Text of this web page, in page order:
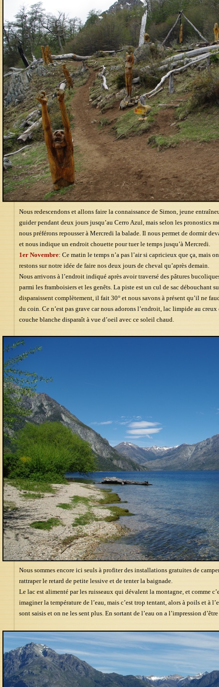
Nous redescendons et allons faire la connaissance de Simon, jeune
guider pendant deux jours jusqu’au Cerro Azul, mais selon les pronostics
nous préférons repousser à Mercredi la balade. Il nous permet de dormir
et nous indique un endroit chouette pour tuer le temps jusqu’à Mercredi.
1er Novembre: Ce matin le temps n’a pas l’air si capricieux que ça, mais
restons sur notre idée de faire nos deux jours de cheval qu’après demain.
Nous arrivons à l’endroit indiqué après avoir traversé des pâtures
parmi les framboisiers et les genêts. La piste est un cul de sac débouchant
disparaissent complètement, il fait 30° et nous savons à présent qu’il ne
du coin. Ce n’est pas grave car nous adorons l’endroit, lac limpide au
couche blanche disparaît à vue d’oeil avec ce soleil chaud.
Nous sommes encore ici seuls à profiter des installations gratuites de
rattraper le retard de petite lessive et de tenter la baignade.
Le lac est alimenté par les ruisseaux qui dévalent la montagne, et comme
imaginer la température de l’eau, mais c’est trop tentant, alors à poils et à
sont saisis et on ne les sent plus. En sortant de l’eau on a l’impression